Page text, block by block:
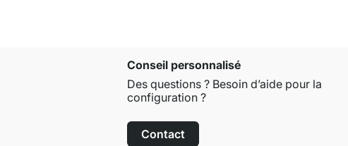
Conseil personnalisé
Des questions ? Besoin d’aide pour la
configuration ?
Contact